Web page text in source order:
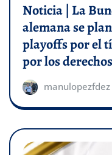
Noticia | La
alemana se
playoffs por el
por los
manulopezfdez